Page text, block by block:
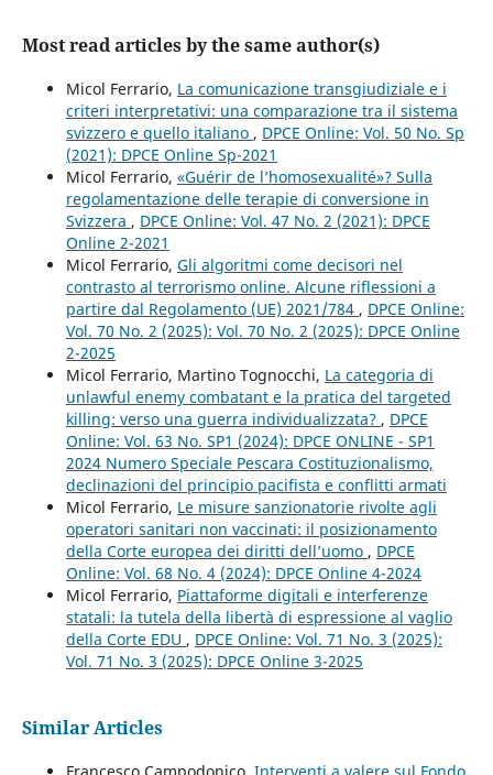
Most read articles by the same author(s)
Micol Ferrario, La comunicazione transgiudiziale e i
criteri interpretativi: una comparazione tra il sistema
svizzero e quello italiano , DPCE Online: Vol. 50 No. Sp
(2021): DPCE Online Sp-2021
Micol Ferrario, «Guérir de l’homosexualité»? Sulla
regolamentazione delle terapie di conversione in
Svizzera , DPCE Online: Vol. 47 No. 2 (2021): DPCE
Online 2-2021
Micol Ferrario, Gli algoritmi come decisori nel
contrasto al terrorismo online. Alcune riflessioni a
partire dal Regolamento (UE) 2021/784 , DPCE Online:
Vol. 70 No. 2 (2025): Vol. 70 No. 2 (2025): DPCE Online
2-2025
Micol Ferrario, Martino Tognocchi, La categoria di
unlawful enemy combatant e la pratica del targeted
killing: verso una guerra individualizzata? , DPCE
Online: Vol. 63 No. SP1 (2024): DPCE ONLINE - SP1
2024 Numero Speciale Pescara Costituzionalismo,
declinazioni del principio pacifista e conflitti armati
Micol Ferrario, Le misure sanzionatorie rivolte agli
operatori sanitari non vaccinati: il posizionamento
della Corte europea dei diritti dell’uomo , DPCE
Online: Vol. 68 No. 4 (2024): DPCE Online 4-2024
Micol Ferrario, Piattaforme digitali e interferenze
statali: la tutela della libertà di espressione al vaglio
della Corte EDU , DPCE Online: Vol. 71 No. 3 (2025):
Vol. 71 No. 3 (2025): DPCE Online 3-2025
Similar Articles
Francesco Campodonico, Interventi a valere sul Fondo